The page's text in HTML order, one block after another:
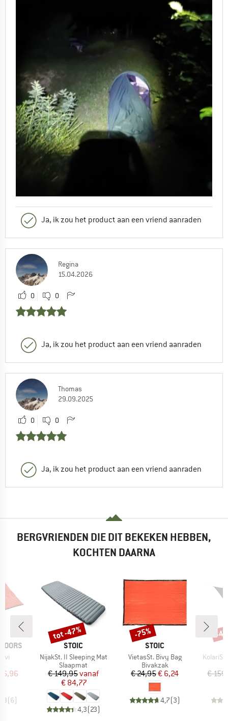
Ja, ik zou het product aan een vriend aanraden
Regina
15.04.2026
0 0
Ja, ik zou het product aan een vriend aanraden
Thomas
29.09.2025
0 0
Ja, ik zou het product aan een vriend aanraden
BERGVRIENDEN DIE DIT BEKEKEN HEBBEN,
KOCHTEN DAARNA
prijs
(6)
MERK
STOIC
Artikel
NijakSt. II Sleeping Mat
Productgroep
Slaapmat
Prijs
€ 149,95Verlaagde prijs
vanaf
€ 84,77
4,3(23)
Korting
tot -47%
MERK
STOIC
Artikel
VietasSt. Bivy Bag
Productgroep
Bivakzak
Prijs
€ 24,95Verlaagde prijs
€ 6,24
4,7(3)
Korting
-75%
Artikel
€
-